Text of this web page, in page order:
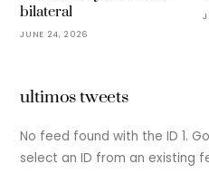
bilateral
JUNE 24, 2026
ultimos tweets
No feed found with the ID 1.
select an ID from an existing